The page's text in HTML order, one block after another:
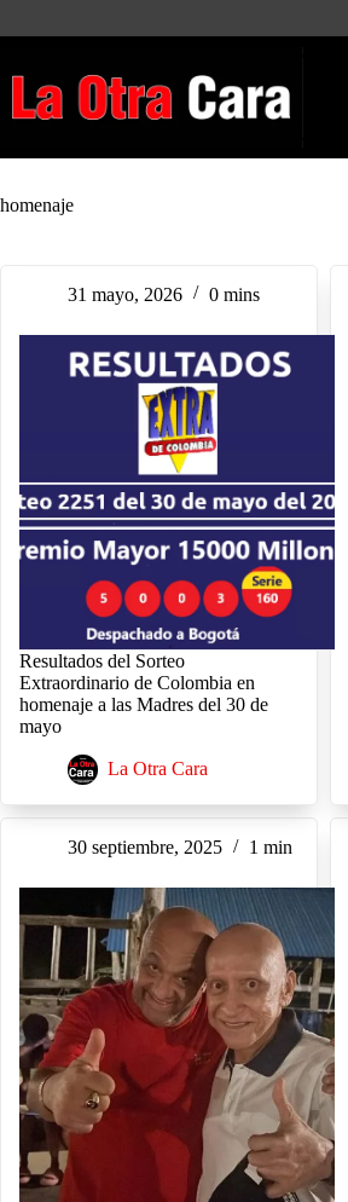
homenaje
31 mayo, 2026 0 mins
Resultados del Sorteo
Extraordinario de Colombia en
homenaje a las Madres del 30 de
mayo
La Otra Cara
30 septiembre, 2025 1 min